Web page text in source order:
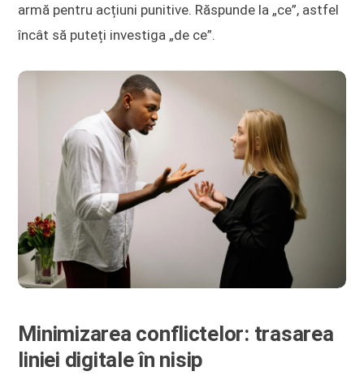
armă pentru acțiuni punitive. Răspunde la „ce”, astfel
încât să puteți investiga „de ce”.
Minimizarea conflictelor: trasarea
liniei digitale în nisip